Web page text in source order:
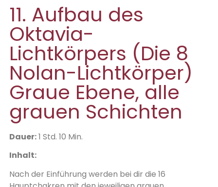
11. Aufbau des
Oktavia-
Lichtkörpers (Die 8
Nolan-Lichtkörper)
Graue Ebene, alle
grauen Schichten
Dauer:1 Std. 10 Min.
Inhalt:
Nach der Einführung werden bei dir die 16